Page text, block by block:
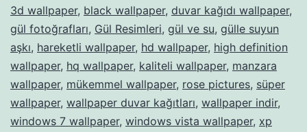
3d wallpaper, black wallpaper, duvar kağıdı wallpaper,
gül fotoğrafları, Gül Resimleri, gül ve su, gülle suyun
aşkı, hareketli wallpaper, hd wallpaper, high definition
wallpaper, hq wallpaper, kaliteli wallpaper, manzara
wallpaper, mükemmel wallpaper, rose pictures, süper
wallpaper, wallpaper duvar kağıtları, wallpaper indir,
windows 7 wallpaper, windows vista wallpaper, xp